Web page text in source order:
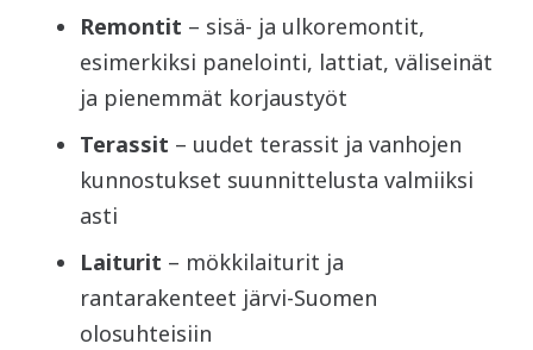
Remontit – sisä- ja ulkoremontit,
esimerkiksi panelointi, lattiat, väliseinät
ja pienemmät korjaustyöt
Terassit – uudet terassit ja vanhojen
kunnostukset suunnittelusta valmiiksi
asti
Laiturit – mökkilaiturit ja
rantarakenteet järvi-Suomen
olosuhteisiin